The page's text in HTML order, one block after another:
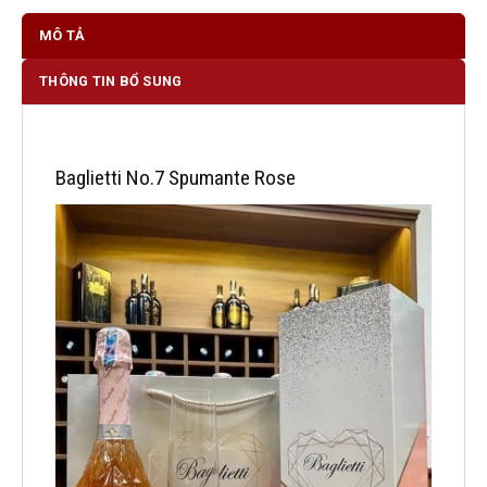
MÔ TẢ
THÔNG TIN BỔ SUNG
Baglietti No.7 Spumante Rose